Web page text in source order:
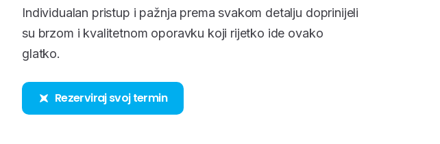
Individualan pristup i pažnja prema svakom detalju doprinijeli
su brzom i kvalitetnom oporavku koji rijetko ide ovako
glatko.
Rezerviraj svoj termin